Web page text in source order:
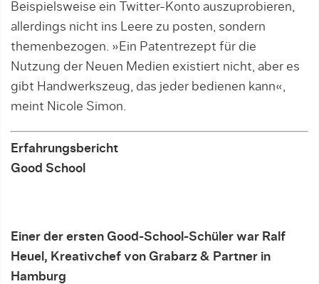
Beispielsweise ein Twitter-Konto auszuprobieren,
allerdings nicht ins Leere zu posten, sondern
themenbezogen. »Ein Patentrezept für die
Nutzung der Neuen Medien existiert nicht, aber es
gibt Handwerkszeug, das jeder bedienen kann«,
meint Nicole Sim­on.
Erfahrungsbericht
Good School
Einer der ersten Good-School-Schüler war Ralf
Heuel, Kreativchef von Grabarz & Partner in
Hamburg